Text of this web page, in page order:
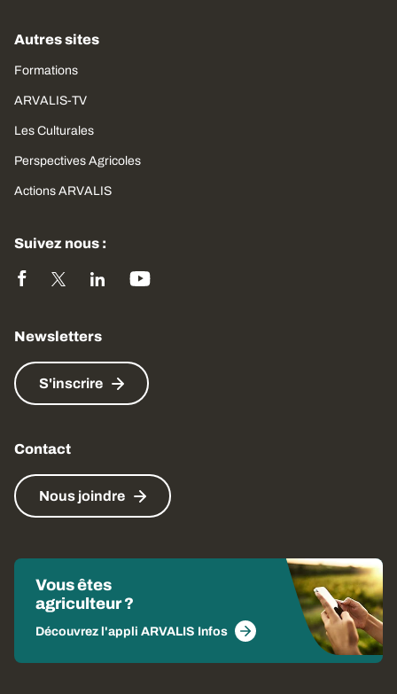
Autres sites
Formations
ARVALIS-TV
Les Culturales
Perspectives Agricoles
Actions ARVALIS
Suivez nous :
Newsletters
S'inscrire
Contact
Nous joindre
Vous êtes
agriculteur ?
Découvrez l'appli ARVALIS Infos